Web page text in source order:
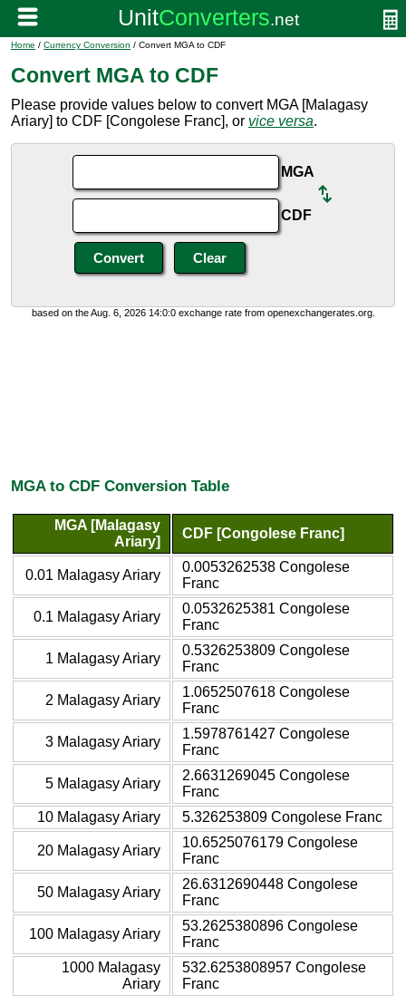
Home / Currency Conversion / Convert MGA to CDF
Convert MGA to CDF
Please provide values below to convert MGA [Malagasy
Ariary] to CDF [Congolese Franc], or vice versa.
MGA
CDF
based on the Aug. 6, 2026 14:0:0 exchange rate from openexchangerates.org.
MGA to CDF Conversion Table
MGA [Malagasy
Ariary]
CDF [Congolese Franc]
0.01 Malagasy Ariary
0.0053262538 Congolese
Franc
0.1 Malagasy Ariary
0.0532625381 Congolese
Franc
1 Malagasy Ariary
0.5326253809 Congolese
Franc
2 Malagasy Ariary
1.0652507618 Congolese
Franc
3 Malagasy Ariary
1.5978761427 Congolese
Franc
5 Malagasy Ariary
2.6631269045 Congolese
Franc
10 Malagasy Ariary
5.326253809 Congolese Franc
20 Malagasy Ariary
10.6525076179 Congolese
Franc
50 Malagasy Ariary
26.6312690448 Congolese
Franc
100 Malagasy Ariary
53.2625380896 Congolese
Franc
1000 Malagasy
Ariary
532.6253808957 Congolese
Franc